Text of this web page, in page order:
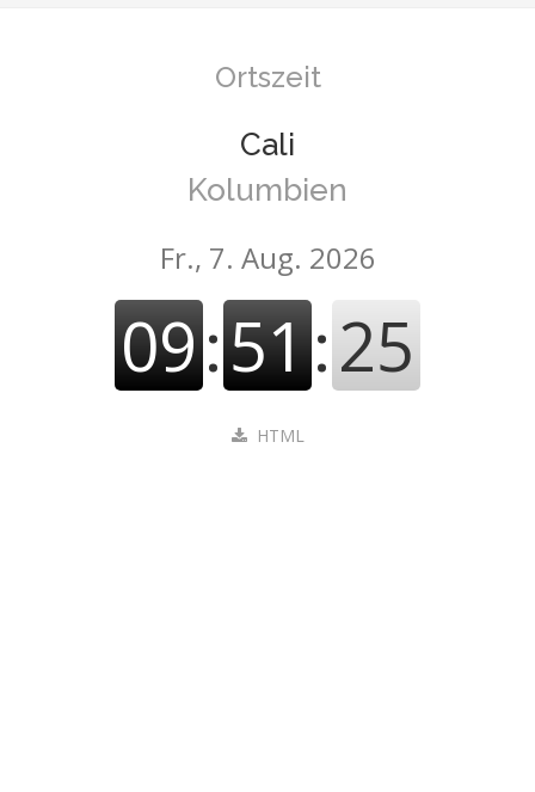
Ortszeit
Cali
Kolumbien
Fr., 7. Aug. 2026
09:51:26
HTML